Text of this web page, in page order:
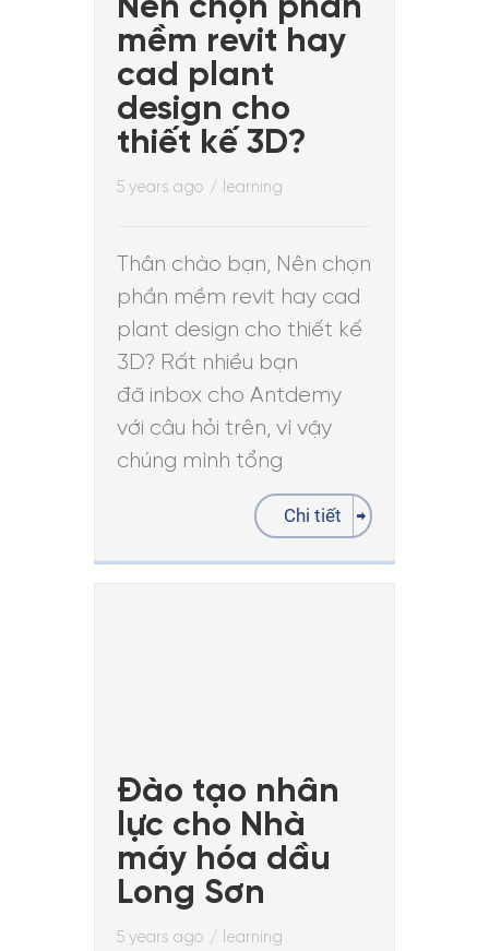
Nên chọn phần
mềm revit hay
cad plant
design cho
thiết kế 3D?
5 years ago / learning
Thân chào bạn, Nên chọn
phần mềm revit hay cad
plant design cho thiết kế
3D? Rất nhiều bạn
đã inbox cho Antdemy
với câu hỏi trên, vì vậy
chúng mình tổng
Chi tiết
Đào tạo nhân
lực cho Nhà
máy hóa dầu
Long Sơn
5 years ago / learning